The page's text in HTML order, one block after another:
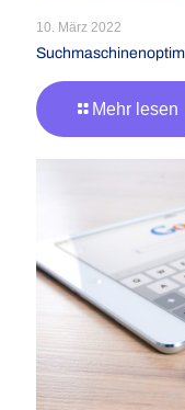
10. März 2022
Mehr lesen